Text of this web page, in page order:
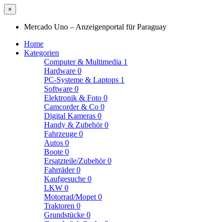
×
Mercado Uno – Anzeigenportal für Paraguay
Home
Kategorien
Computer & Multimedia 1
Hardware 0
PC-Systeme & Laptops 1
Software 0
Elektronik & Foto 0
Camcorder & Co 0
Digital Kameras 0
Handy & Zubehör0
Fahrzeuge 0
Autos 0
Boote 0
Ersatzteile/Zubehör0
Fahrräder0
Kaufgesuche 0
LKW 0
Motorrad/Mopet 0
Traktoren 0
Grundstücke 0